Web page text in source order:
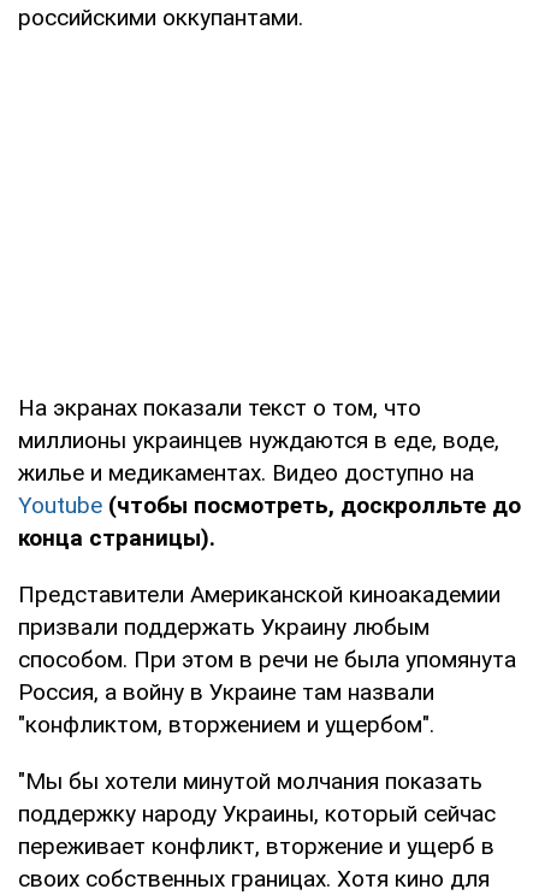
российскими оккупантами.
На экранах показали текст о том, что
миллионы украинцев нуждаются в еде, воде,
жилье и медикаментах. Видео доступно на
Youtube (чтобы посмотреть, доскролльте до
конца страницы).
Представители Американской киноакадемии
призвали поддержать Украину любым
способом. При этом в речи не была упомянута
Россия, а войну в Украине там назвали
"конфликтом, вторжением и ущербом".
"Мы бы хотели минутой молчания показать
поддержку народу Украины, который сейчас
переживает конфликт, вторжение и ущерб в
своих собственных границах. Хотя кино для